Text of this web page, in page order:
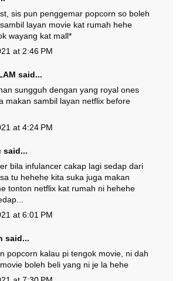
sis pun penggemar popcorn so boleh
layan movie kat rumah hehe
wayang kat mall*
at 2:46 PM
said...
sungguh dengan yang royal ones
makan sambil layan netflix before
at 4:24 PM
said...
bila infulancer cakap lagi sedap dari
tu hehehe kita suka juga makan
tonton netflix kat rumah ni hehehe
at 6:01 PM
said...
popcorn kalau pi tengok movie, ni dah
boleh beli yang ni je la hehe